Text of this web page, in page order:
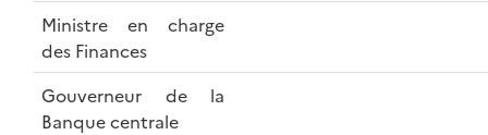
Ministre en charge
des Finances
Gouverneur de la
Banque centrale